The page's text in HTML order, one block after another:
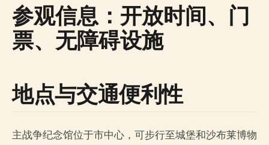
参观信息：开放时间、门
票、无障碍设施
地点与交通便利性
主战争纪念馆位于市中心，可步行至城堡和沙布莱博物